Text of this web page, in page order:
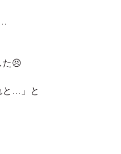
た😣
と…」と